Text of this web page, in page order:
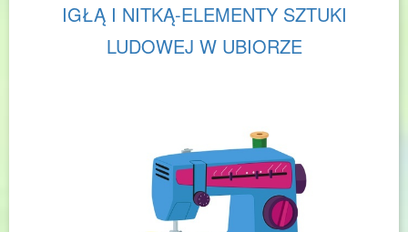
IGŁĄ I NITKĄ-ELEMENTY SZTUKI
LUDOWEJ W UBIORZE